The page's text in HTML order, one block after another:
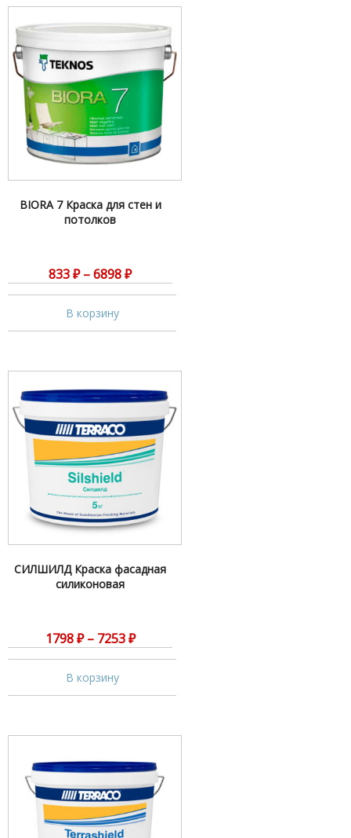
BIORA 7 Краска для стен и
потолков
833₽ –6898₽
В корзину
СИЛШИЛД Краска фасадная
силиконовая
1798₽ – 7253₽
В корзину